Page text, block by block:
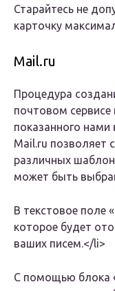
Старайтесь не
карточку
Mail.ru
Процедура
почтовом сервисе
показанного
Mail.ru позволяет
различных
может быть
В текстовое поле
которое будет
ваших писем.</li>
С помощью блока